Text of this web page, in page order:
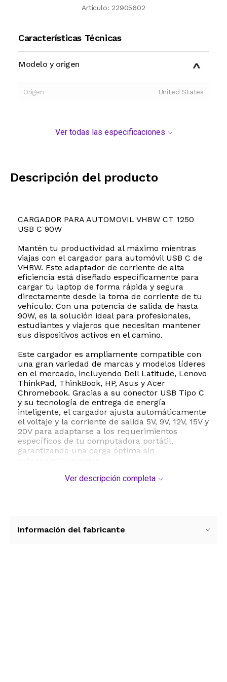
Artículo: 22905602
Características Técnicas
Modelo y origen
Origen United States
Ver todas las especificaciones
Descripción del producto
CARGADOR PARA AUTOMOVIL VHBW CT 1250
USB C 90W
Mantén tu productividad al máximo mientras
viajas con el cargador para automóvil USB C de
VHBW. Este adaptador de corriente de alta
eficiencia está diseñado específicamente para
cargar tu laptop de forma rápida y segura
directamente desde la toma de corriente de tu
vehículo. Con una potencia de salida de hasta
90W, es la solución ideal para profesionales,
estudiantes y viajeros que necesitan mantener
sus dispositivos activos en el camino.
Este cargador es ampliamente compatible con
una gran variedad de marcas y modelos líderes
en el mercado, incluyendo Dell Latitude, Lenovo
ThinkPad, ThinkBook, HP, Asus y Acer
Chromebook. Gracias a su conector USB Tipo C
y su tecnología de entrega de energía
inteligente, el cargador ajusta automáticamente
el voltaje y la corriente de salida 5V, 9V, 12V, 15V y
20V para adaptarse a los requerimientos
específicos de tu computadora portátil,
garantizando una carga óptima sin
La seguridad es una prioridad absoluta. Este
activa contra sobretensión, sobrecorriente,
Ver descripción completa
Información del fabricante